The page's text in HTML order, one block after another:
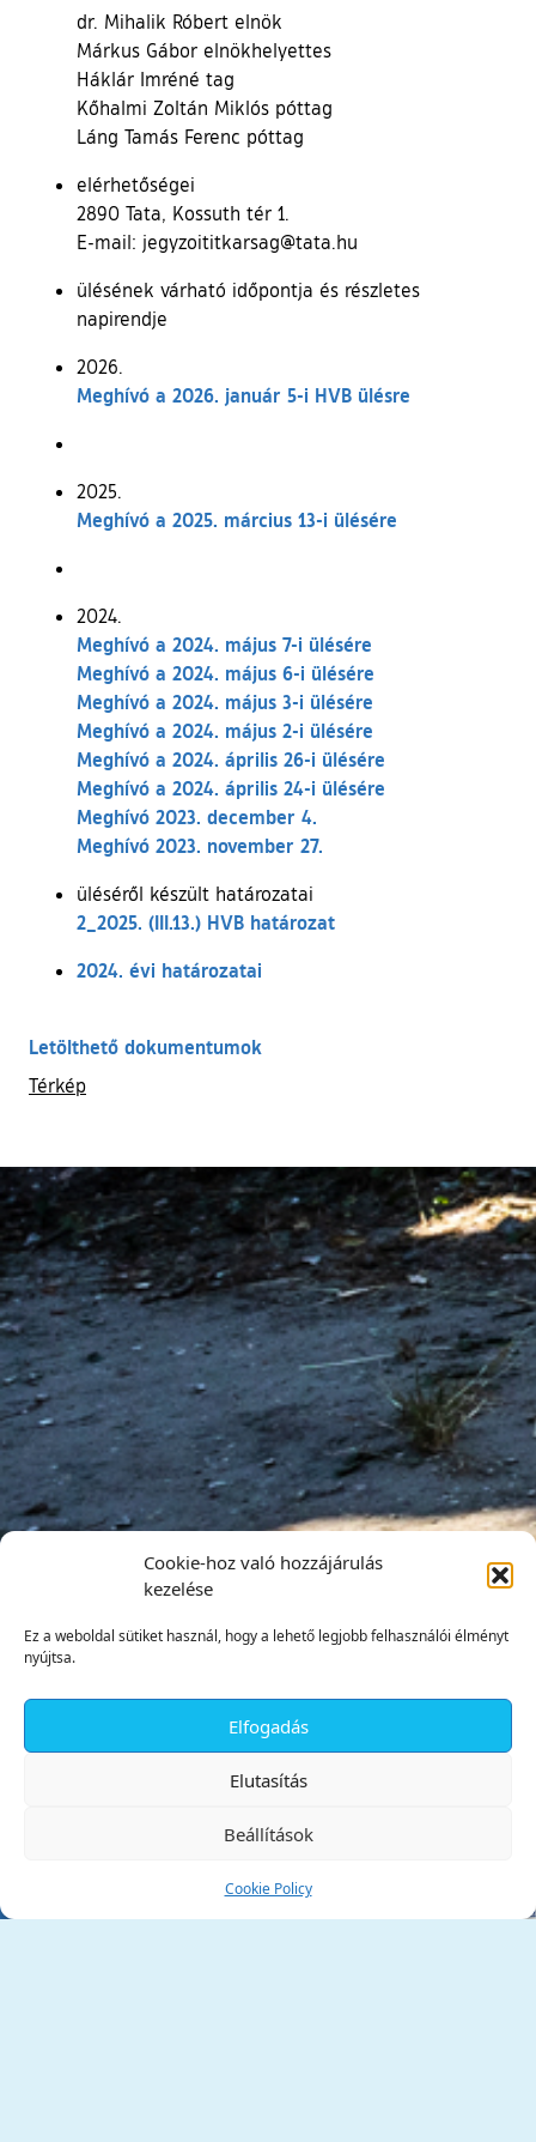
Cookie-hoz való hozzájárulás
kezelése
Ez a weboldal sütiket használ, hogy a lehető legjobb felhasználói élményt
nyújtsa.
Elfogadás
Elutasítás
Beállítások
Cookie Policy
dr. Mihalik Róbert elnök
Márkus Gábor elnökhelyettes
Háklár Imréné tag
Kőhalmi Zoltán Miklós póttag
Láng Tamás Ferenc póttag
elérhetőségei
2890 Tata, Kossuth tér 1.
E-mail: jegyzoititkarsag@tata.hu
ülésének várható időpontja és részletes
napirendje
2026.
Meghívó a 2026. január 5-i HVB ülésre
2025.
Meghívó a 2025. március 13-i ülésére
2024.
Meghívó a 2024. május 7-i ülésére
Meghívó a 2024. május 6-i ülésére
Meghívó a 2024. május 3-i ülésére
Meghívó a 2024. május 2-i ülésére
Meghívó a 2024. április 26-i ülésére
Meghívó a 2024. április 24-i ülésére
Meghívó 2023. december 4.
Meghívó 2023. november 27.
üléséről készült határozatai
2_2025. (III.13.) HVB határozat
2024. évi határozatai
Letölthető dokumentumok
Térkép
Tata Város Önkormányzata
✕